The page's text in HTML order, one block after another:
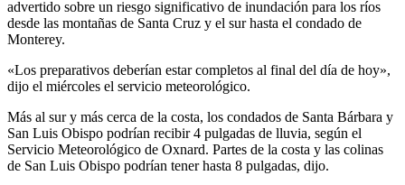
advertido sobre un riesgo significativo de inundación para los ríos
desde las montañas de Santa Cruz y el sur hasta el condado de
Monterey.
«Los preparativos deberían estar completos al final del día de hoy»,
dijo el miércoles el servicio meteorológico.
Más al sur y más cerca de la costa, los condados de Santa Bárbara y
San Luis Obispo podrían recibir 4 pulgadas de lluvia, según el
Servicio Meteorológico de Oxnard. Partes de la costa y las colinas
de San Luis Obispo podrían tener hasta 8 pulgadas, dijo.